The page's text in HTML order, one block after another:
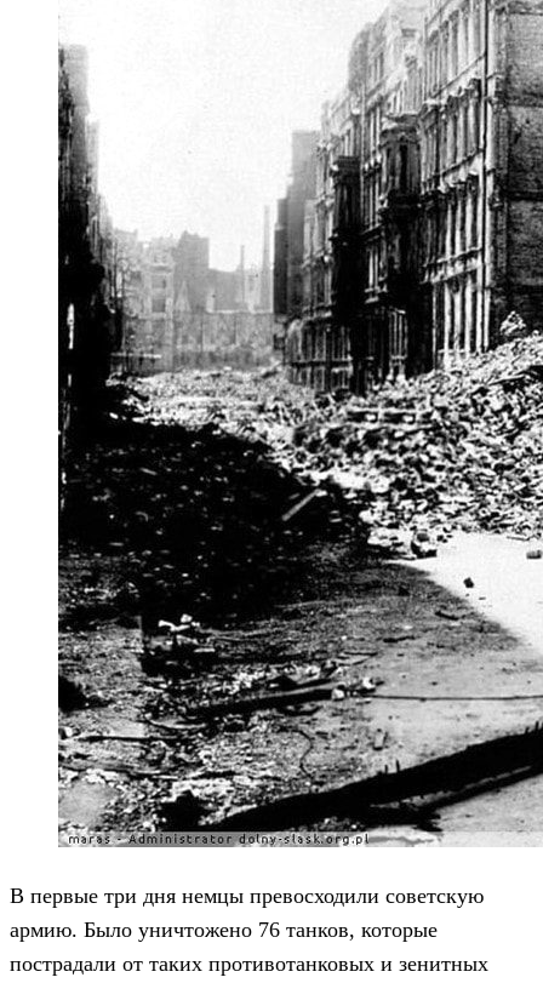
В первые три дня немцы превосходили советскую
армию. Было уничтожено 76 танков, которые
пострадали от таких противотанковых и зенитных